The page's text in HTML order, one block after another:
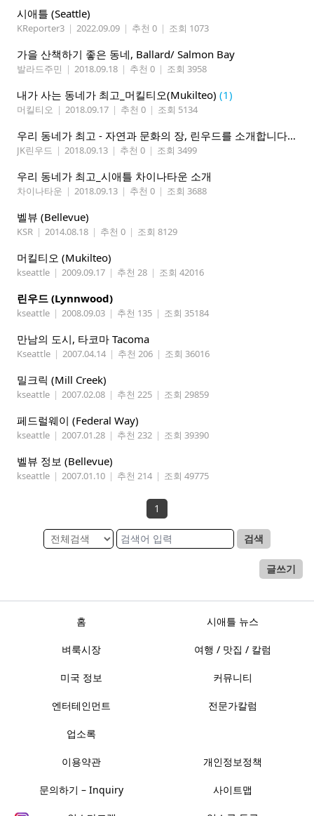
시애틀 (Seattle)
KReporter3 | 2022.09.09 | 추천 0 | 조회 1073
가을 산책하기 좋은 동네, Ballard/ Salmon Bay
발라드주민 | 2018.09.18 | 추천 0 | 조회 3958
내가 사는 동네가 최고_머킬티오(Mukilteo) (1)
머킬티오 | 2018.09.17 | 추천 0 | 조회 5134
우리 동네가 최고 - 자연과 문화의 장, 린우드를 소개합니다(2)
JK린우드 | 2018.09.13 | 추천 0 | 조회 3499
우리 동네가 최고_시애틀 차이나타운 소개
차이나타운 | 2018.09.13 | 추천 0 | 조회 3688
벨뷰 (Bellevue)
KSR | 2014.08.18 | 추천 0 | 조회 8129
머킬티오 (Mukilteo)
kseattle | 2009.09.17 | 추천 28 | 조회 42016
린우드 (Lynnwood)
kseattle | 2008.09.03 | 추천 135 | 조회 35184
만남의 도시, 타코마 Tacoma
Kseattle | 2007.04.14 | 추천 206 | 조회 36016
밀크릭 (Mill Creek)
kseattle | 2007.02.08 | 추천 225 | 조회 29859
페드럴웨이 (Federal Way)
kseattle | 2007.01.28 | 추천 232 | 조회 39390
벨뷰 정보 (Bellevue)
kseattle | 2007.01.10 | 추천 214 | 조회 49775
1
검색
글쓰기
홈 시애틀 뉴스
벼룩시장 여행 / 맛집 / 칼럼
미국 정보 커뮤니티
엔터테인먼트 전문가칼럼
업소록
이용약관 개인정보정책
문의하기 – Inquiry 사이트맵